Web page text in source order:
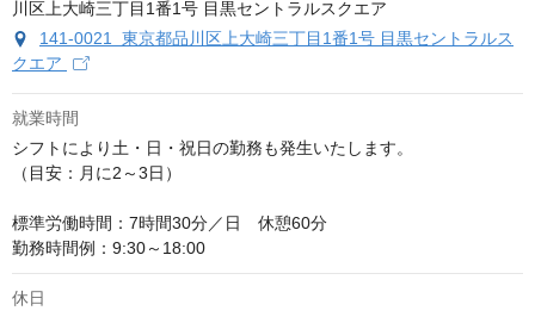
141-0021 東京都品川区上大崎三丁目1番1号 目黒セントラルス
クエア
就業時間
シフトにより土・日・祝日の勤務も発生いたします。
（目安：月に2～3日）
標準労働時間：7時間30分／日　休憩60分
勤務時間例：9:30～18:00
休日